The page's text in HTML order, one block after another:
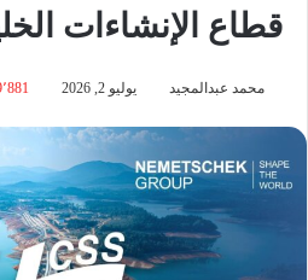
قطاع الإنشاءات
محمد عبدالمجيد يوليو 2, 2026